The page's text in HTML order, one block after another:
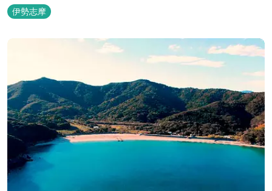
のは3艇のヨット。日本初の森のマリーナです。 航海の気分高まる
インテリアは見た目からは想像できないほど広く、くつろぎの空
間。夏場でもエアコン完備で快適にお過ごしいただけます。甲板の
上に寝転んで夜空を見上げれば...
伊勢志摩